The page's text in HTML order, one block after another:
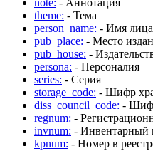
note: - Аннотация
theme: - Тема
person_name: - Имя лица
pub_place: - Место
pub_house: -
persona: - Персоналия
series: - Серия
storage_code: - Шифр
diss_council_code: -
regnum: -
invnum: - Инвентарный
kpnum: - Номер в